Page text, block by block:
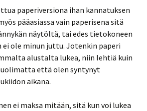
paperiversiona ihan kannatuksen
pääasiassa vain paperisena sitä
näytöltä, tai edes tietokoneen
ole minun juttu. Jotenkin paperi
alustalta lukea, niin lehtiä kuin
että olen syntynyt
aikana.
ei maksa mitään, sitä kun voi lukea